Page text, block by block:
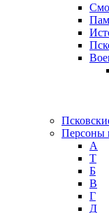
Персоны
А
T
Б
В
Г
Д